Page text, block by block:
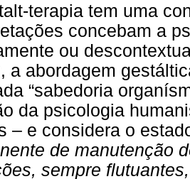
terapia tem uma
concebam a
ou
a abordagem
“sabedoria
da psicologia
– e considera o
de manutenção
sempre